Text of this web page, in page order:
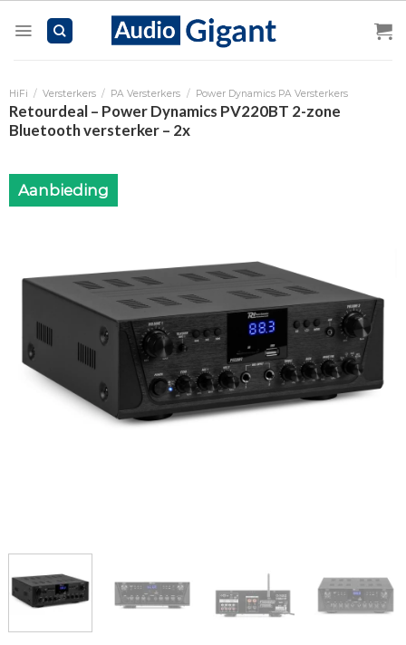
HiFi / Versterkers / PA Versterkers / Power Dynamics PA Versterkers
Retourdeal – Power Dynamics PV220BT 2-zone
Bluetooth versterker – 2x
Aanbieding